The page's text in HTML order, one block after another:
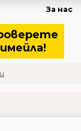
За нас
имейла!